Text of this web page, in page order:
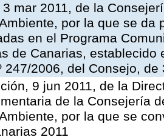
3 mar 2011, de la
por la que se da
en el Programa
de Canarias,
247/2006, del Consejo,
9 jun 2011, de la
de la Consejería
por la que se
2011